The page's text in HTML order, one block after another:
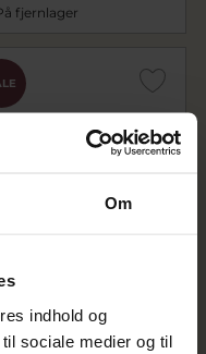
Om
indhold og
sociale medier og til
fjernlager
ring 925 s. m. 4 tænder
kr